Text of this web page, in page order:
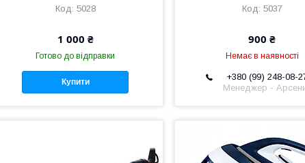
5028
1 000 ₴
Готово до відправки
Купити
5037
900 ₴
Немає в наявності
+380 (99) 248-08-
Менеджер -